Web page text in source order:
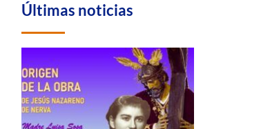
Últimas noticias